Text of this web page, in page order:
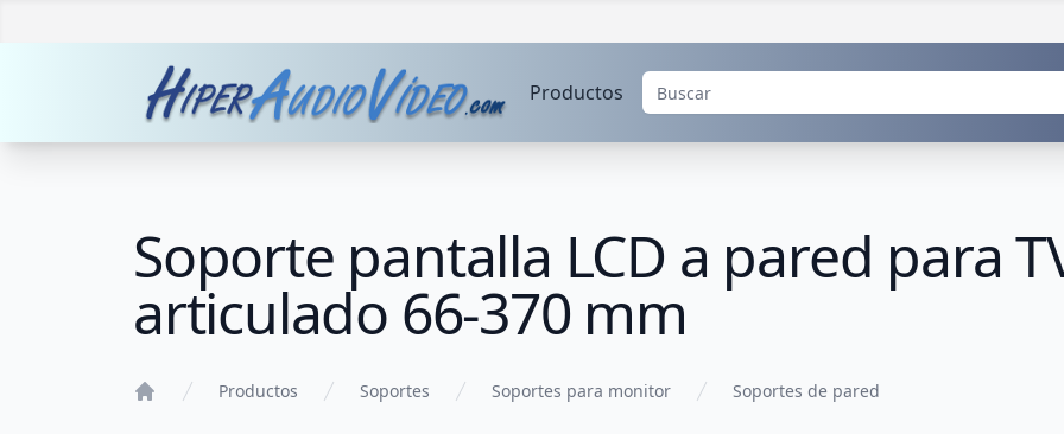
Productos
Soporte pantalla LCD a pared para
articulado 66-370 mm
Productos Soportes Soportes para monitor Soportes de pared